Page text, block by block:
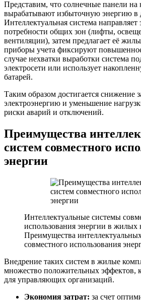
Представим, что солнечные панели
вырабатывают избыточную энергию в
Интеллектуальная система направляет
потребности общих зон (лифты,
вентиляции), затем предлагает её
приборы учета фиксируют
случае нехватки выработки система
электросети или использует
батарей.
Таким образом достигается снижение
электроэнергию и уменьшение
риски аварий и отключений.
Преимущества
систем совместного
энергии
Интеллектуальные системы
использования энергии в
Преимущества
совместного использования
Внедрение таких систем в жилые
множество положительных эффектов,
для управляющих организаций.
Экономия затрат: за счет